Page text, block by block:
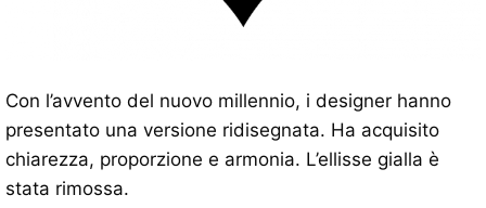
Con l’avvento del nuovo millennio, i designer hanno
presentato una versione ridisegnata. Ha acquisito
chiarezza, proporzione e armonia. L’ellisse gialla è
stata rimossa.